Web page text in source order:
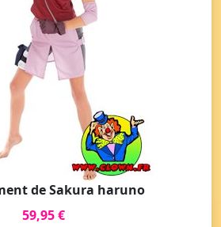
de Sakura haruno
59,95 €